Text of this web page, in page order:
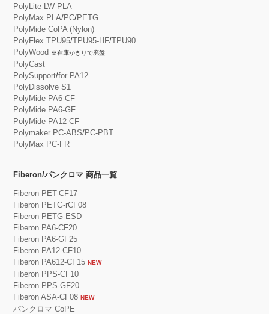
PolyLite LW-PLA
PolyMax PLA/PC/PETG
PolyMide CoPA (Nylon)
PolyFlex TPU95/TPU95-HF/TPU90
PolyWood ※在庫かぎりで廃盤
PolyCast
PolySupport/for PA12
PolyDissolve S1
PolyMide PA6-CF
PolyMide PA6-GF
PolyMide PA12-CF
Polymaker PC-ABS/PC-PBT
PolyMax PC-FR
Fiberon/パンクロマ 商品一覧
Fiberon PET-CF17
Fiberon PETG-rCF08
Fiberon PETG-ESD
Fiberon PA6-CF20
Fiberon PA6-GF25
Fiberon PA12-CF10
Fiberon PA612-CF15 NEW
Fiberon PPS-CF10
Fiberon PPS-GF20
Fiberon ASA-CF08 NEW
パンクロマ CoPE